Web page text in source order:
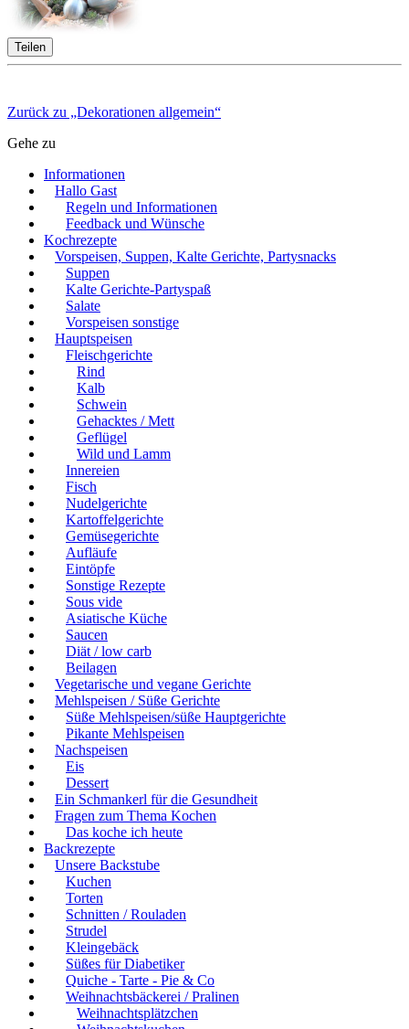
Teilen
Zurück zu „Dekorationen allgemein“
Gehe zu
Informationen
Hallo Gast
Regeln und Informationen
Feedback und Wünsche
Kochrezepte
Vorspeisen, Suppen, Kalte Gerichte, Partysnacks
Suppen
Kalte Gerichte-Partyspaß
Salate
Vorspeisen sonstige
Hauptspeisen
Fleischgerichte
Rind
Kalb
Schwein
Gehacktes / Mett
Geflügel
Wild und Lamm
Innereien
Fisch
Nudelgerichte
Kartoffelgerichte
Gemüsegerichte
Aufläufe
Eintöpfe
Sonstige Rezepte
Sous vide
Asiatische Küche
Saucen
Diät / low carb
Beilagen
Vegetarische und vegane Gerichte
Mehlspeisen / Süße Gerichte
Süße Mehlspeisen/süße Hauptgerichte
Pikante Mehlspeisen
Nachspeisen
Eis
Dessert
Ein Schmankerl für die Gesundheit
Fragen zum Thema Kochen
Das koche ich heute
Backrezepte
Unsere Backstube
Kuchen
Torten
Schnitten / Rouladen
Strudel
Kleingebäck
Süßes für Diabetiker
Quiche - Tarte - Pie & Co
Weihnachtsbäckerei / Pralinen
Weihnachtsplätzchen